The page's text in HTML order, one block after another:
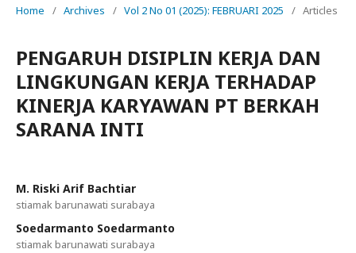
Home / Archives / Vol 2 No 01 (2025): FEBRUARI 2025 / Articles
PENGARUH DISIPLIN KERJA DAN
LINGKUNGAN KERJA TERHADAP
KINERJA KARYAWAN PT BERKAH
SARANA INTI
M. Riski Arif Bachtiar
stiamak barunawati surabaya
Soedarmanto Soedarmanto
stiamak barunawati surabaya